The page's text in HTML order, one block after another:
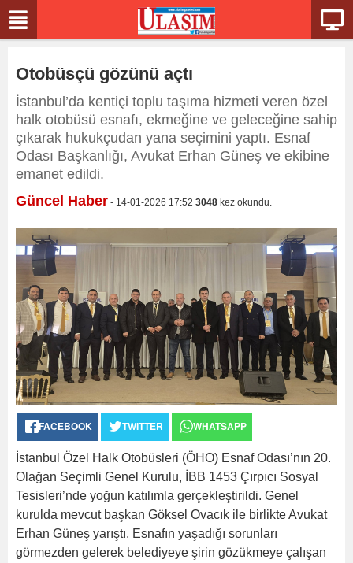
Otobüsçü gözünü açtı
İstanbul’da kentiçi toplu taşıma hizmeti veren özel
halk otobüsü esnafı, ekmeğine ve geleceğine sahip
çıkarak hukukçudan yana seçimini yaptı. Esnaf
Odası Başkanlığı, Avukat Erhan Güneş ve ekibine
emanet edildi.
Güncel Haber - 14-01-2026 17:52 3048 kez okundu.
FACEBOOK TWITTER WHATSAPP
İstanbul Özel Halk Otobüsleri (ÖHO) Esnaf Odası’nın 20.
Olağan Seçimli Genel Kurulu, İBB 1453 Çırpıcı Sosyal
Tesisleri’nde yoğun katılımla gerçekleştirildi. Genel
kurulda mevcut başkan Göksel Ovacık ile birlikte Avukat
Erhan Güneş yarıştı. Esnafın yaşadığı sorunları
görmezden gelerek belediyeye şirin gözükmeye çalışan